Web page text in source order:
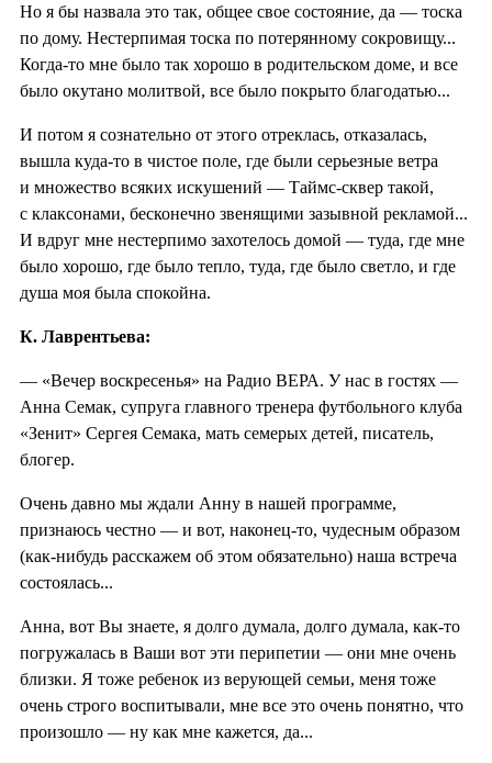
Но я бы назвала это так, общее свое состояние, да — тоска
по дому. Нестерпимая тоска по потерянному сокровищу...
Когда-то мне было так хорошо в родительском доме, и все
было окутано молитвой, все было покрыто благодатью...
И потом я сознательно от этого отреклась, отказалась,
вышла куда-то в чистое поле, где были серьезные ветра
и множество всяких искушений — Таймс-сквер такой,
с клаксонами, бесконечно звенящими зазывной рекламой...
И вдруг мне нестерпимо захотелось домой — туда, где мне
было хорошо, где было тепло, туда, где было светло, и где
душа моя была спокойна.
К. Лаврентьева:
— «Вечер воскресенья» на Радио ВЕРА. У нас в гостях —
Анна Семак, супруга главного тренера футбольного клуба
«Зенит» Сергея Семака, мать семерых детей, писатель,
блогер.
Очень давно мы ждали Анну в нашей программе,
признаюсь честно — и вот, наконец-то, чудесным образом
(как-нибудь расскажем об этом обязательно) наша встреча
состоялась...
Анна, вот Вы знаете, я долго думала, долго думала, как-то
погружалась в Ваши вот эти перипетии — они мне очень
близки. Я тоже ребенок из верующей семьи, меня тоже
очень строго воспитывали, мне все это очень понятно, что
произошло — ну как мне кажется, да...